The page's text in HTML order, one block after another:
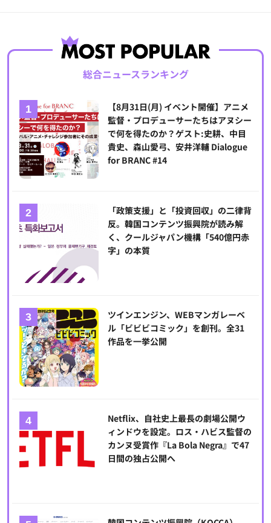
総合ニュースランキング
【8月31日(月) イベント開催】アニメ
監督・プロデューサーたちはアヌシー
で何を得たのか？ゲスト:史耕、中目
貴史、森山愛弓、安井洋輔 Dialogue
for BRANC #14
「政策支援」と「投資回収」の二律背
反。韓国コンテンツ振興院が読み解
く、クールジャパン機構「540億円赤
字」の本質
ツインエンジン、WEBマンガレーベ
ル「ビビビコミック」を創刊。全31
作品を一挙公開
Netflix、自社史上最長の劇場公開ウ
ィンドウを設定。ロス・ハビス監督の
カンヌ受賞作『La Bola Negra』で47
日間の独占公開へ